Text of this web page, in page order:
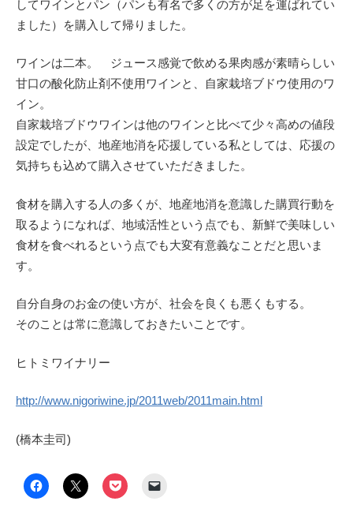
してワインとパン（パンも有名で多くの方が足を運ばれてい
ました）を購入して帰りました。
ワインは二本。 ジュース感覚で飲める果肉感が素晴らしい
甘口の酸化防止剤不使用ワインと、自家栽培ブドウ使用のワ
イン。
自家栽培ブドウワインは他のワインと比べて少々高めの値段
設定でしたが、地産地消を応援している私としては、応援の
気持ちも込めて購入させていただきました。
食材を購入する人の多くが、地産地消を意識した購買行動を
取るようになれば、地域活性という点でも、新鮮で美味しい
食材を食べれるという点でも大変有意義なことだと思いま
す。
自分自身のお金の使い方が、社会を良くも悪くもする。
そのことは常に意識しておきたいことです。
ヒトミワイナリー
http://www.nigoriwine.jp/2011web/2011main.html
(橋本圭司)